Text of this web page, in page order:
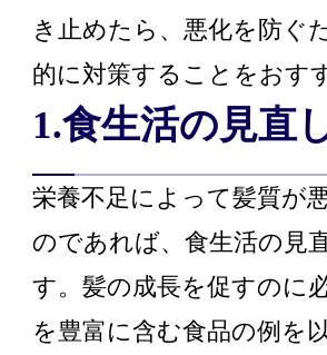
き止めたら、悪化を防ぐ
的に対策することをおす
1.食生活の見直
栄養不足によって髪質が
のであれば、食生活の見
す。髪の成長を促すのに
を豊富に含む食品の例を